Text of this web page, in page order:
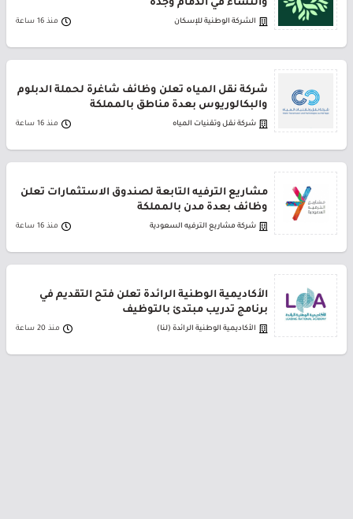
والنساء في الدمام وجدة
الشركة الوطنية للإسكان منذ 16 ساعة
شركة نقل المياه تعلن وظائف شاغرة لحملة الدبلوم
والبكالوريوس بعدة مناطق بالمملكة
شركة نقل وتقنيات المياه منذ 16 ساعة
مشاريع الترفيه التابعة لصندوق الاستثمارات تعلن
وظائف بعدة مدن بالمملكة
شركة مشاريع الترفيه السعودية منذ 16 ساعة
الأكاديمية الوطنية الرائدة تعلن فتح التقديم في
برنامج تدريب مبتدئ بالتوظيف
الأكاديمية الوطنية الرائدة (لنا) منذ 20 ساعة